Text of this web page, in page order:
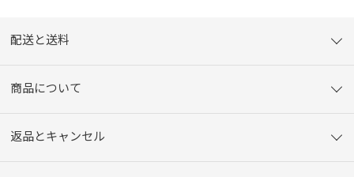
配送と送料
商品について
返品とキャンセル